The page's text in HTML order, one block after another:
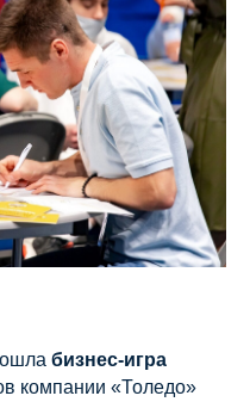
бизнес-игра
компании «Толедо»